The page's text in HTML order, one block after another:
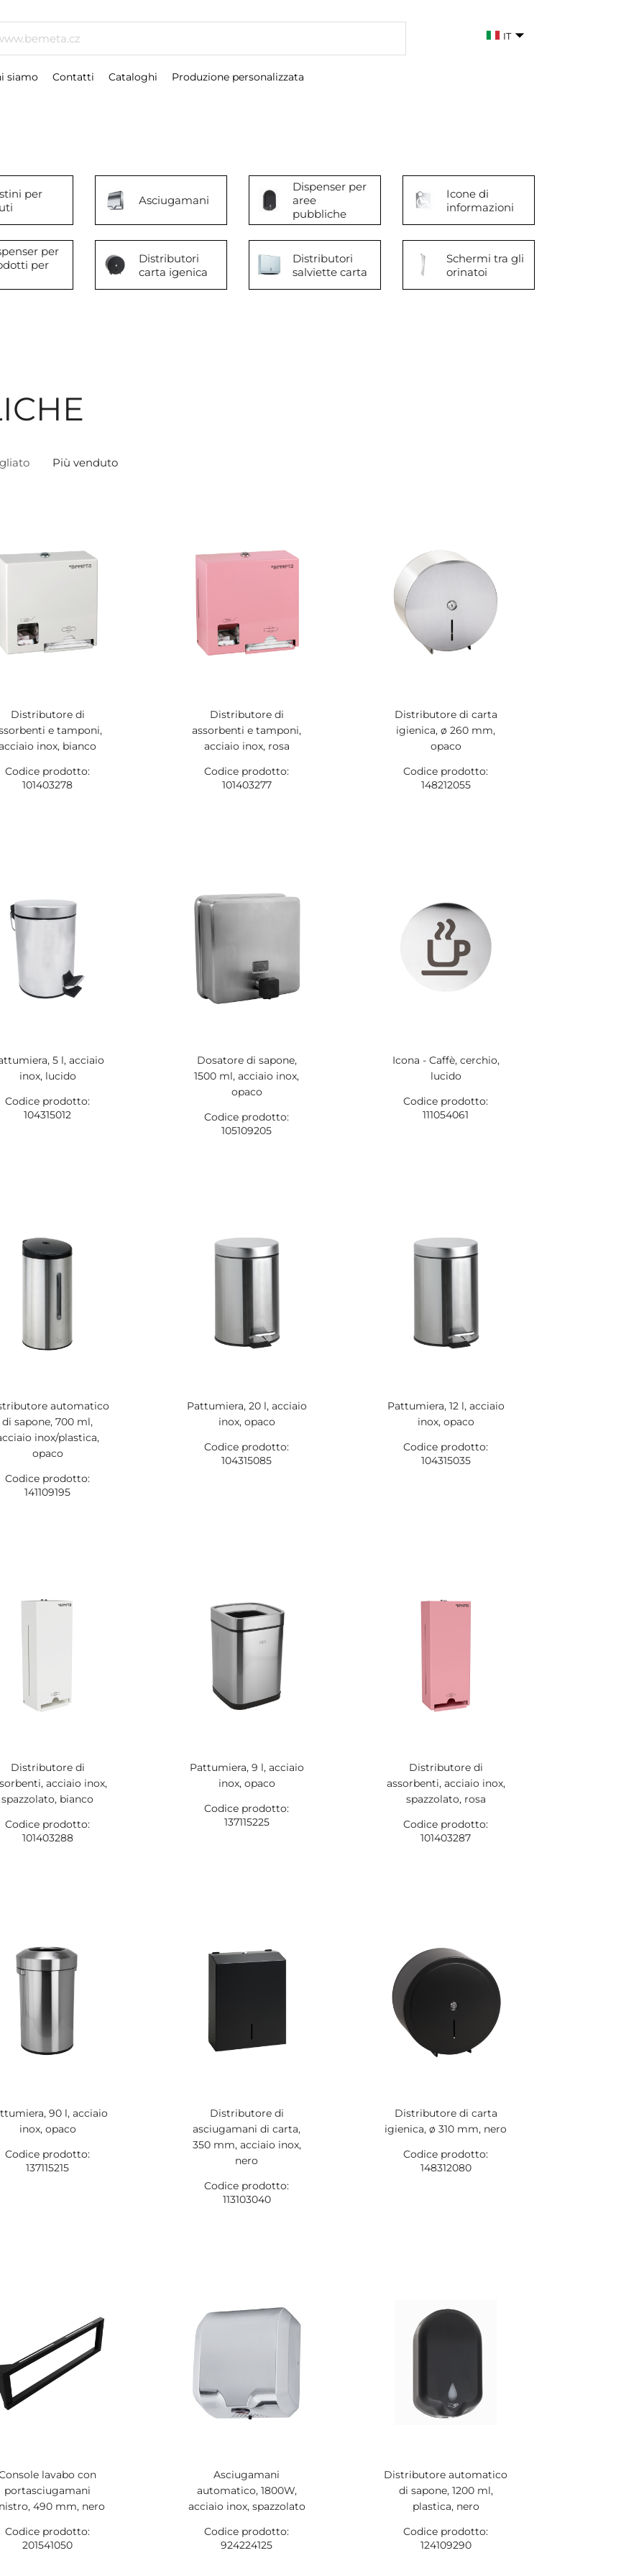
siamo Contatti Cataloghi Produzione personalizzata
IT
per
Asciugamani
Dispenser per
aree
pubbliche
Icone di
informazioni
per
per
Distributori
carta igenica
Distributori
salviette carta
Schermi tra gli
orinatoi
Più venduto
Distributore di
e tamponi,
inox, bianco
Codice prodotto:
101403278
Distributore di
assorbenti e tamponi,
acciaio inox, rosa
Codice prodotto:
101403277
Distributore di carta
igienica, ø 260 mm,
opaco
Codice prodotto:
148212055
5 l, acciaio
inox, lucido
Codice prodotto:
104315012
Dosatore di sapone,
1500 ml, acciaio inox,
opaco
Codice prodotto:
105109205
Icona - Caffè, cerchio,
lucido
Codice prodotto:
111054061
automatico
di sapone, 700 ml,
inox/plastica,
opaco
Codice prodotto:
141109195
Pattumiera, 20 l, acciaio
inox, opaco
Codice prodotto:
104315085
Pattumiera, 12 l, acciaio
inox, opaco
Codice prodotto:
104315035
Distributore di
acciaio inox,
spazzolato, bianco
Codice prodotto:
101403288
Pattumiera, 9 l, acciaio
inox, opaco
Codice prodotto:
137115225
Distributore di
assorbenti, acciaio inox,
spazzolato, rosa
Codice prodotto:
101403287
90 l, acciaio
inox, opaco
Codice prodotto:
137115215
Distributore di
asciugamani di carta,
350 mm, acciaio inox,
nero
Codice prodotto:
113103040
Distributore di carta
igienica, ø 310 mm, nero
Codice prodotto:
148312080
lavabo con
portasciugamani
490 mm, nero
Codice prodotto:
201541050
Asciugamani
automatico, 1800W,
acciaio inox, spazzolato
Codice prodotto:
924224125
Distributore automatico
di sapone, 1200 ml,
plastica, nero
Codice prodotto:
124109290